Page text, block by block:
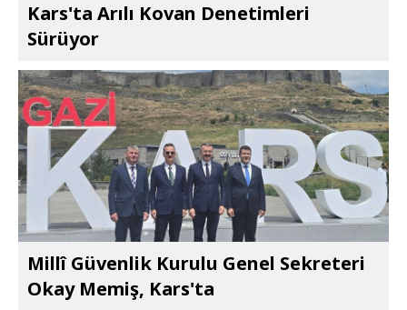
Kars'ta Arılı Kovan Denetimleri
Sürüyor
Millî Güvenlik Kurulu Genel Sekreteri
Okay Memiş, Kars'ta